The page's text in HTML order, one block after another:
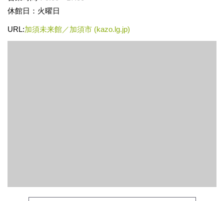
休館日：火曜日
URL:加須未来館／加須市 (kazo.lg.jp)